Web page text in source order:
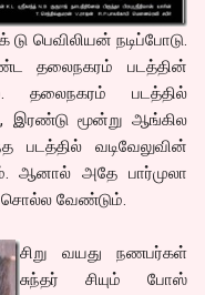
டு பெவிலியன் நடிப்போடு.
தலைநகரம் படத்தின்
தலைநகரம் படத்தில்
இரண்டு மூன்று ஆங்கில
படத்தில் வடிவேலுவின்
ஆனால் அதே பார்முலா
வேண்டும்.
சிறு வயது நணபர்கள்
சுந்தர் சியும் போஸ்